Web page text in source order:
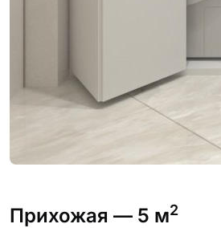
Прихожая — 5 м2